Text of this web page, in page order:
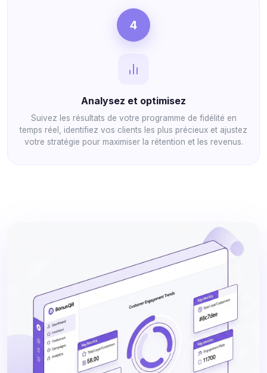
4
Analysez et optimisez
Suivez les résultats de votre programme de fidélité en
temps réel, identifiez vos clients les plus précieux et ajustez
votre stratégie pour maximiser la rétention et les revenus.